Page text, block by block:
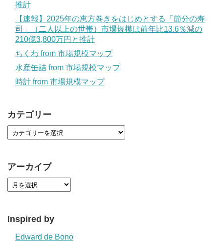
推計
【速報】2025年の恵方巻きをはじめとする「節分の寿
司」（二人以上の世帯）市場規模は前年比13.6％減の
210億3,800万円と推計
ちくわ from 市場規模マップ
水産缶詰 from 市場規模マップ
時計 from 市場規模マップ
カテゴリー
アーカイブ
Inspired by
Edward de Bono